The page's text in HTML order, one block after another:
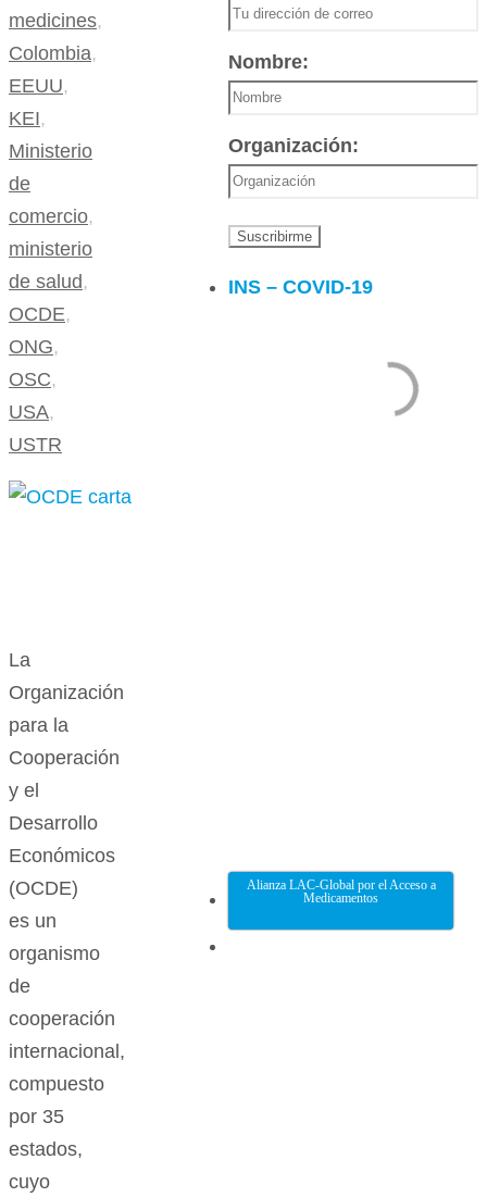
medicines,
Colombia,
EEUU,
KEI,
Ministerio
de
comercio,
ministerio
de salud,
OCDE,
ONG,
OSC,
USA,
USTR
La
Organización
para la
Cooperación
y el
Desarrollo
Económicos
(OCDE)
es un
organismo
de
cooperación
internacional,
compuesto
por 35
estados,
cuyo
Nombre:
Organización:
INS – COVID-19
Alianza LAC-Global por el Acceso a
Medicamentos